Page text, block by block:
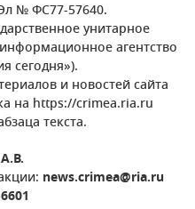
№ ФС77-57640.
унитарное
агентство
сегодня»).
и новостей сайта
на https://crimea.ria.ru
текста.
news.crimea@ria.ru